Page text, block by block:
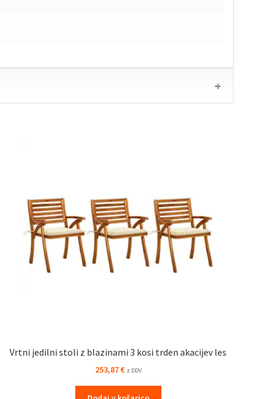
Vrtni jedilni stoli z blazinami 3 kosi trden akacijev les
253,87€ z DDV